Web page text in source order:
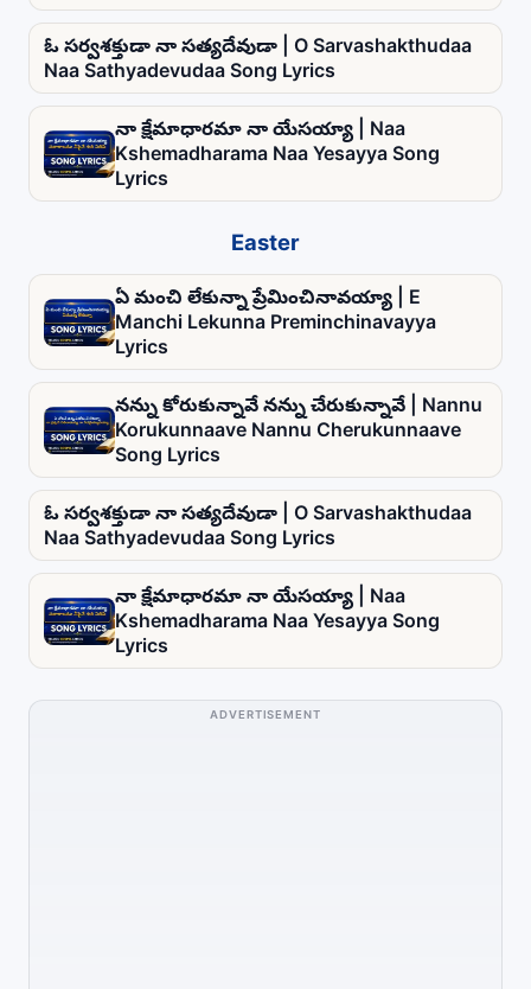
ఓ సర్వశక్తుడా నా సత్యదేవుడా | O Sarvashakthudaa
Naa Sathyadevudaa Song Lyrics
నా క్షేమాధారమా నా యేసయ్యా | Naa
Kshemadharama Naa Yesayya Song
Lyrics
Easter
ఏ మంచి లేకున్నా ప్రేమించినావయ్యా | E
Manchi Lekunna Preminchinavayya
Lyrics
నన్ను కోరుకున్నావే నన్ను చేరుకున్నావే | Nannu
Korukunnaave Nannu Cherukunnaave
Song Lyrics
ఓ సర్వశక్తుడా నా సత్యదేవుడా | O Sarvashakthudaa
Naa Sathyadevudaa Song Lyrics
నా క్షేమాధారమా నా యేసయ్యా | Naa
Kshemadharama Naa Yesayya Song
Lyrics
ADVERTISEMENT